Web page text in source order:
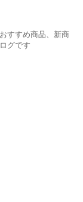
すすめ商品、新商
グです